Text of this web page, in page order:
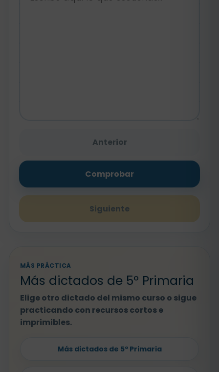
Anterior
Comprobar
Siguiente
MÁS PRÁCTICA
Más dictados de 5º Primaria
Elige otro dictado del mismo curso o sigue
practicando con recursos cortos e
imprimibles.
Más dictados de 5º Primaria